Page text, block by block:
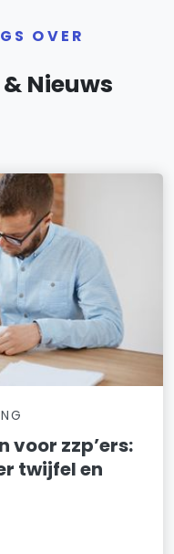
OVER
Nieuws
voor zzp’ers:
twijfel en